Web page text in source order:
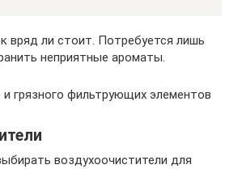
вряд ли стоит. Потребуется лишь
неприятные ароматы.
и грязного фильтрующих элементов
воздухоочистители для